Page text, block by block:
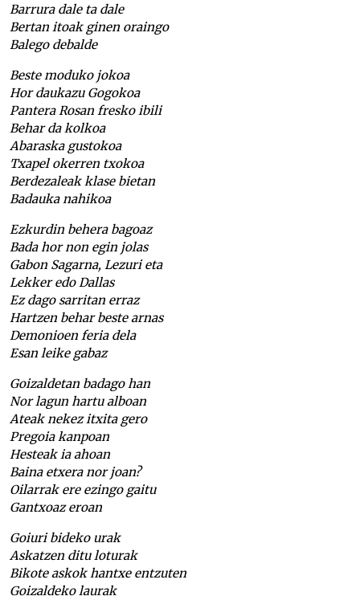
Barrura dale ta dale
Bertan itoak ginen oraingo
Balego debalde
Beste moduko jokoa
Hor daukazu Gogokoa
Pantera Rosan fresko ibili
Behar da kolkoa
Abaraska gustokoa
Txapel okerren txokoa
Berdezaleak klase bietan
Badauka nahikoa
Ezkurdin behera bagoaz
Bada hor non egin jolas
Gabon Sagarna, Lezuri eta
Lekker edo Dallas
Ez dago sarritan erraz
Hartzen behar beste arnas
Demonioen feria dela
Esan leike gabaz
Goizaldetan badago han
Nor lagun hartu alboan
Ateak nekez itxita gero
Pregoia kanpoan
Hesteak ia ahoan
Baina etxera nor joan?
Oilarrak ere ezingo gaitu
Gantxoaz eroan
Goiuri bideko urak
Askatzen ditu loturak
Bikote askok hantxe entzuten
Goizaldeko laurak